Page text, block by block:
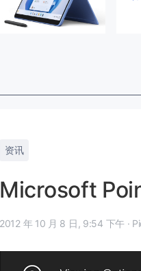
资讯
Microsoft
2012 年 10 月 8 日, 9:54 下午 ·